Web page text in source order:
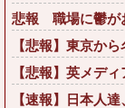
悲報 職場に鬱が
【悲報】東京か
【悲報】英メデ
【速報】日本人